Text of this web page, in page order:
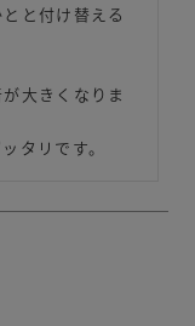
と付け替える
大きくなりま